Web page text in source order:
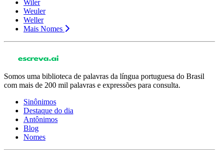
Wiler
Weuler
Weller
Mais Nomes
Somos uma biblioteca de palavras da língua portuguesa do Brasil
com mais de 200 mil palavras e expressões para consulta.
Sinônimos
Destaque do dia
Antônimos
Blog
Nomes